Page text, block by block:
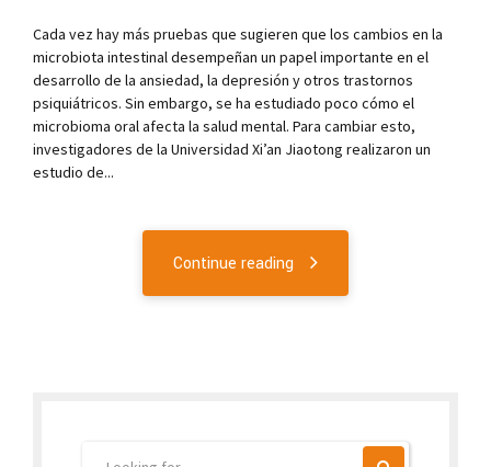
Cada vez hay más pruebas que sugieren que los cambios en la
microbiota intestinal desempeñan un papel importante en el
desarrollo de la ansiedad, la depresión y otros trastornos
psiquiátricos. Sin embargo, se ha estudiado poco cómo el
microbioma oral afecta la salud mental. Para cambiar esto,
investigadores de la Universidad Xi’an Jiaotong realizaron un
estudio de...
Continue reading